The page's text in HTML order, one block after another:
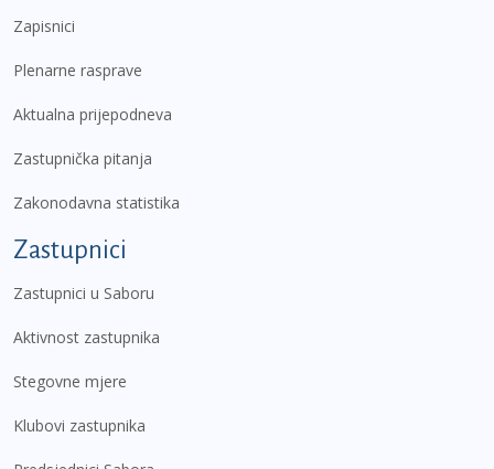
Zapisnici
Plenarne rasprave
Aktualna prijepodneva
Zastupnička pitanja
Zakonodavna statistika
Zastupnici
Zastupnici u Saboru
Aktivnost zastupnika
Stegovne mjere
Klubovi zastupnika